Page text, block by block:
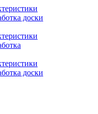
доски
доски